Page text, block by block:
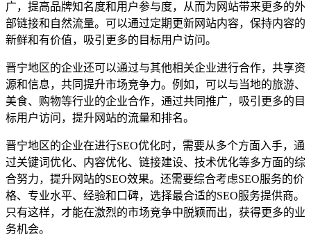
广，提高品牌知名度和用户参与度，从而为网站带来更多的外
部链接和自然流量。可以通过定期更新网站内容，保持内容的
新鲜和有价值，吸引更多的目标用户访问。
晋宁地区的企业还可以通过与其他相关企业进行合作，共享资
源和信息，共同提升市场竞争力。例如，可以与当地的旅游、
美食、购物等行业的企业合作，通过共同推广，吸引更多的目
标用户访问，提升网站的流量和排名。
晋宁地区的企业在进行SEO优化时，需要从多个方面入手，通
过关键词优化、内容优化、链接建设、技术优化等多方面的综
合努力，提升网站的SEO效果。还需要综合考虑SEO服务的价
格、专业水平、经验和口碑，选择最合适的SEO服务提供商。
只有这样，才能在激烈的市场竞争中脱颖而出，获得更多的业
务机会。